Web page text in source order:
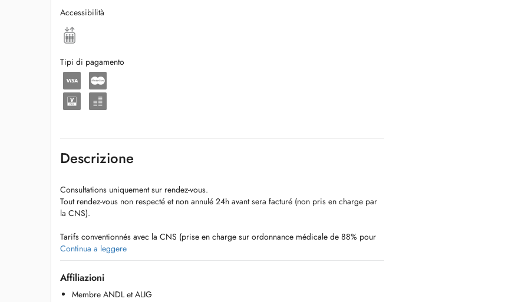
Accessibilità
Tipi di pagamento
Descrizione
Consultations uniquement sur rendez-vous.
Tout rendez-vous non respecté et non annulé 24h avant sera facturé (non pris en charge par
la CNS).
Tarifs conventionnés avec la CNS (prise en charge sur ordonnance médicale de 88% pour
les adultes et 100% pour les enfants).
Spécialités :
- Obésité
- Perte de poids/rééquilibrage alimentaire/ régimes particuliers
Continua a leggere
Affiliazioni
Membre ANDL et ALIG